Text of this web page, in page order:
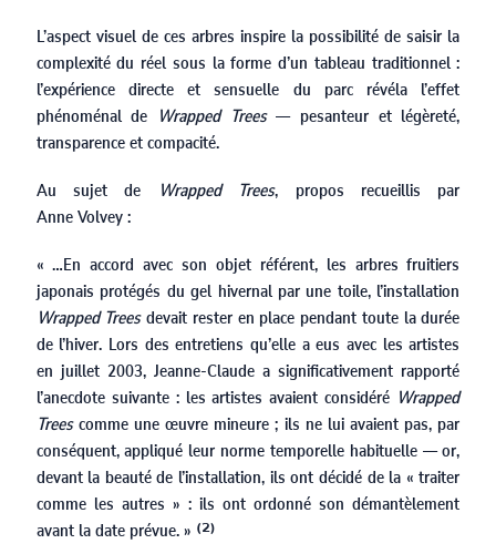
L’aspect visuel de ces arbres inspire la possibilité de saisir la
complexité du réel sous la forme d’un tableau traditionnel :
l’expérience directe et sensuelle du parc révéla l’effet
phénoménal de Wrapped Trees— pesanteur et légèreté,
transparence et compacité.
Au sujet de
Wrapped Trees, propos recueillis par
Anne Volvey :
« …En accord avec son objet référent, les arbres fruitiers
japonais protégés du gel hivernal par une toile, l’installation
Wrapped Treesdevait rester en place pendant toute la durée
de l’hiver. Lors des entretiens qu’elle a eus avec les artistes
en juillet 2003, Jeanne-Claude a significativement rapporté
l’anecdote suivante : les artistes avaient considéré Wrapped
Treescomme une œuvre mineure ; ils ne lui avaient pas, par
conséquent, appliqué leur norme temporelle habituelle — or,
devant la beauté de l’installation, ils ont décidé de la « traiter
comme les autres » : ils ont ordonné son démantèlement
avant la date prévue. » (2)